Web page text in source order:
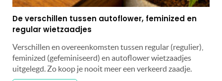
De verschillen tussen autoflower, feminized en
regular wietzaadjes
Verschillen en overeenkomsten tussen regular (regulier),
feminized (gefeminiseerd) en autoflower wietzaadjes
uitgelegd. Zo koop je nooit meer een verkeerd zaadje.